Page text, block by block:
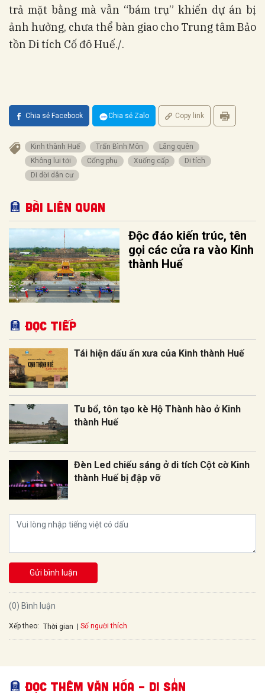
trả mặt bằng mà vẫn “bám trụ” khiến dự án bị
ảnh hưởng, chưa thể bàn giao cho Trung tâm Bảo
tồn Di tích Cố đô Huế./.
Chia sẻ Facebook Chia sẻ Zalo Copy link
Kinh thành Huế Trấn Bình Môn
Lãng quên
Không lui tới
Cổng phụ Xuống cấp
Di tích
Di dời dân cư
Bài liên quan
Độc đáo kiến trúc, tên
gọi các cửa ra vào Kinh
thành Huế
Đọc tiếp
Tái hiện dấu ấn xưa của Kinh thành Huế
Tu bổ, tôn tạo kè Hộ Thành hào ở Kinh
thành Huế
Đèn Led chiếu sáng ở di tích Cột cờ Kinh
thành Huế bị đập vỡ
Gửi bình luận
(0) Bình luận
Xếp theo: Thời gian Số người thích
Đọc thêm Văn hóa – Di sản